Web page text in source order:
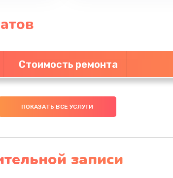
Стоимость ремонта
ПОКАЗАТЬ ВСЕ УСЛУГИ
записи